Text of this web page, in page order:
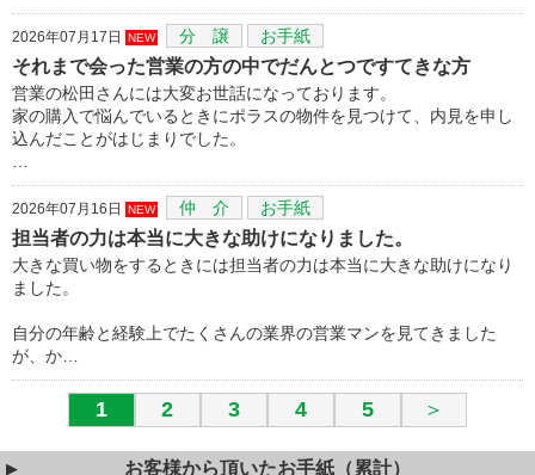
2026年07月17日 NEW 分 譲 お手紙
それまで会った営業の方の中でだんとつですてきな方
営業の松田さんには大変お世話になっております。
家の購入で悩んでいるときにポラスの物件を見つけて、内見を申し
込んだことがはじまりでした。
2026年07月16日 NEW 仲 介 お手紙
担当者の力は本当に大きな助けになりました。
大きな買い物をするときには担当者の力は本当に大きな助けになり
ました。
自分の年齢と経験上でたくさんの業界の営業マンを見てきました
が、か…
1 2 3 4 5 ＞
お客様から頂いたお手紙（累計）